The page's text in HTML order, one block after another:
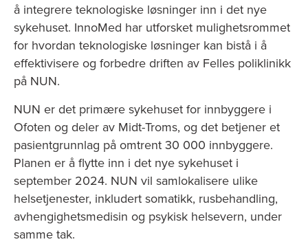
å integrere teknologiske løsninger inn i det nye
sykehuset. InnoMed har utforsket mulighetsrommet
for hvordan teknologiske løsninger kan bistå i å
effektivisere og forbedre driften av Felles poliklinikk
på NUN.
NUN er det primære sykehuset for innbyggere i
Ofoten og deler av Midt-Troms, og det betjener et
pasientgrunnlag på omtrent 30 000 innbyggere.
Planen er å flytte inn i det nye sykehuset i
september 2024. NUN vil samlokalisere ulike
helsetjenester, inkludert somatikk, rusbehandling,
avhengighetsmedisin og psykisk helsevern, under
samme tak.